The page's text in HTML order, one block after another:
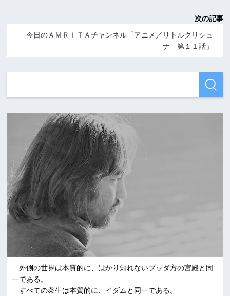
次の記事
今日のＡＭＲＩＴＡチャンネル「アニメ／リトルクリシュ
ナ 第１１話」
外側の世界は本質的に、はかり知れないブッダ方の宮殿と同
一である。
すべての衆生は本質的に、イダムと同一である。